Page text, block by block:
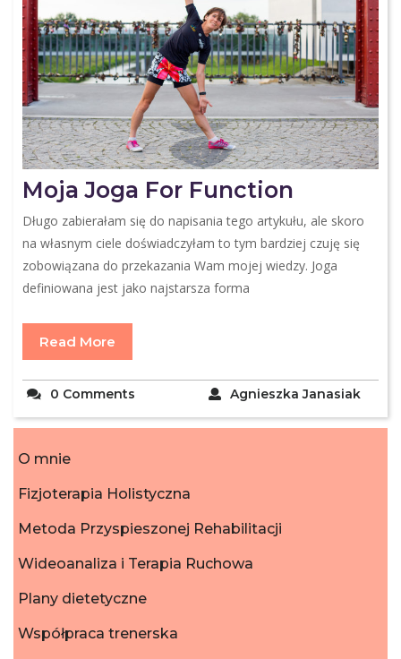
Moja Joga For Function
Długo zabierałam się do napisania tego artykułu, ale skoro
na własnym ciele doświadczyłam to tym bardziej czuję się
zobowiązana do przekazania Wam mojej wiedzy. Joga
definiowana jest jako najstarsza forma
Read More
Agnieszka Janasiak
0 Comments
O mnie
Fizjoterapia Holistyczna
Metoda Przyspieszonej Rehabilitacji
Wideoanaliza i Terapia Ruchowa
Plany dietetyczne
Współpraca trenerska